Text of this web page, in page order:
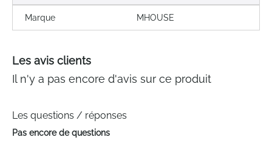
Marque MHOUSE
Les avis clients
Il n'y a pas encore d'avis sur ce produit
Les questions / réponses
Pas encore de questions